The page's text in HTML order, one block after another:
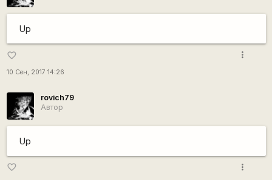
Up
favorite_border
10 Сен, 2017 14:26
more_vert
rovich79
Автор
Up
favorite_border more_vert